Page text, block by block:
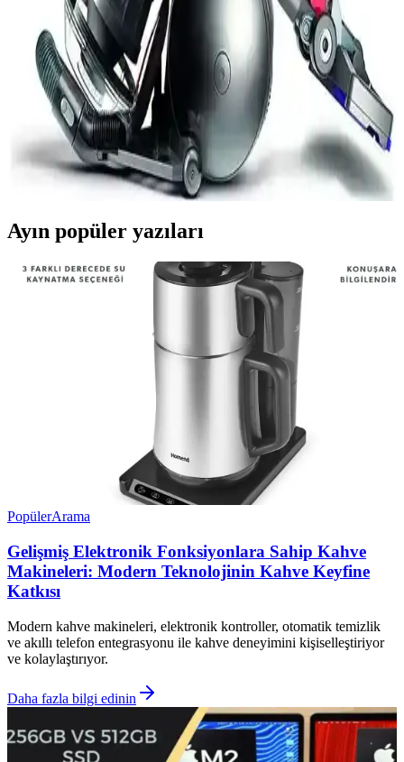
Yüksek performanslı elektrikli süpürgeler, güçlü motorlar ve
gelişmiş filtreleriyle derinlemesine temizlik sağlar, kullanım kolaylığı
sunar ve yaşam alanlarını daha sağlıklı hale getirir.
Dyson Elektrikli Süpürgeleri: Teknoloji ve Konforu
Bir Arada Sunan Temizlik Çözümleri
Dyson elektrikli süpürgeleri yüksek güç, gelişmiş filtreleme ve
kullanıcı dostu tasarımlarıyla temizlikte üstün performans ve konfor
sağlar, yaşam kalitenizi artırır.
Ayın popüler yazıları
PopülerArama
Gelişmiş Elektronik Fonksiyonlara Sahip Kahve
Makineleri: Modern Teknolojinin Kahve Keyfine
Katkısı
Modern kahve makineleri, elektronik kontroller, otomatik temizlik
ve akıllı telefon entegrasyonu ile kahve deneyimini kişiselleştiriyor
ve kolaylaştırıyor.
Daha fazla bilgi edinin